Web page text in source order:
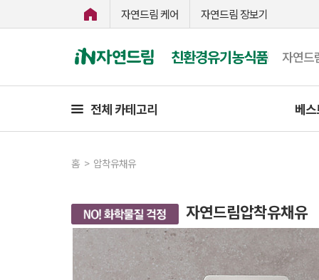
자연드림 케어 자연드림 장보기
친환경유기농식품 자연드
전체 카테고리 베
홈 > 압착유채유
자연드림압착유채유